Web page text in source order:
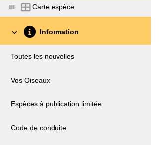
Carte espèce
Information
Toutes les nouvelles
Vos Oiseaux
Espèces à publication limitée
Code de conduite